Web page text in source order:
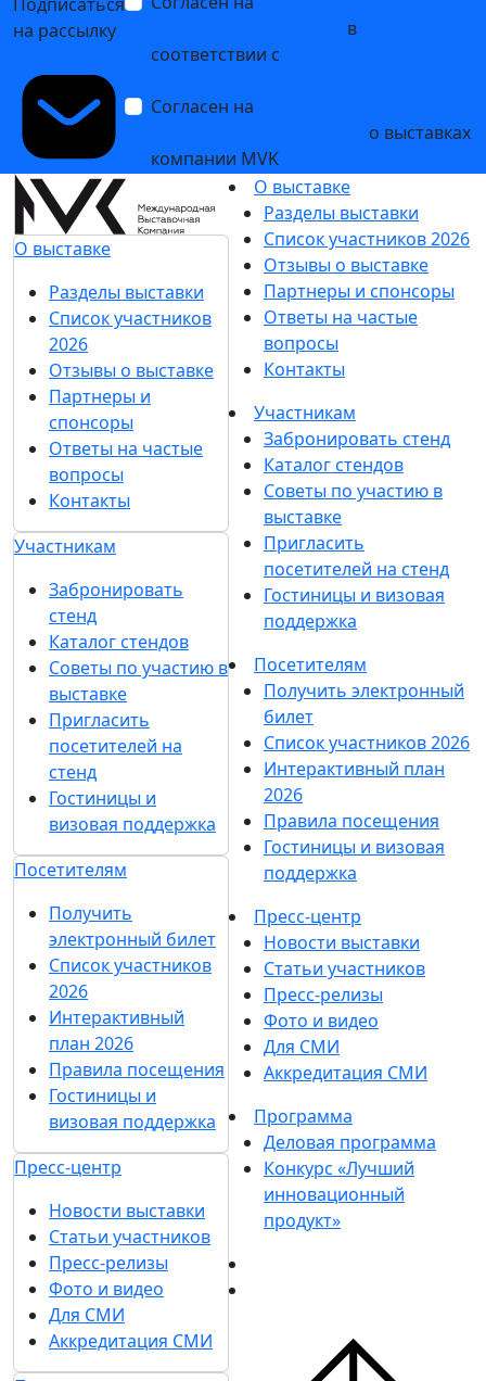
Подпишитесь на нашу рассылку
Ценим ваше время, поэтому будем присылать
только важные новости выставки и
спецпредложения.
Хочу получать рассылки с информацией для:
Посетителей
СМИ
Подписаться
на рассылку
Согласен на обработку
персональных данных
соответствии сПолитикой
обработки персональных данных
Согласен наполучение уведомлений
и рекламных сообщенийо выставках
компании MVK
Разделы выставки
Список участников
2026
Отзывы о выставке
Партнеры и
спонсоры
Ответы на частые
вопросы
Контакты
Участникам
Забронировать
стенд
Каталог стендов
Советы по участию в
выставке
Пригласить
посетителей на
стенд
Гостиницы и
Получить
электронный билет
Список участников
2026
Интерактивный
О выставке
Разделы выставки
Список участников 2026
Отзывы о выставке
Партнеры и спонсоры
Ответы на частые
вопросы
Контакты
Участникам
Забронировать стенд
Каталог стендов
Советы по участию в
выставке
Пригласить
посетителей на стенд
Гостиницы и визовая
поддержка
Посетителям
Получить электронный
билет
Список участников 2026
Интерактивный план
2026
Правила посещения
Гостиницы и визовая
поддержка
Пресс-центр
Фото и видео
Для СМИ